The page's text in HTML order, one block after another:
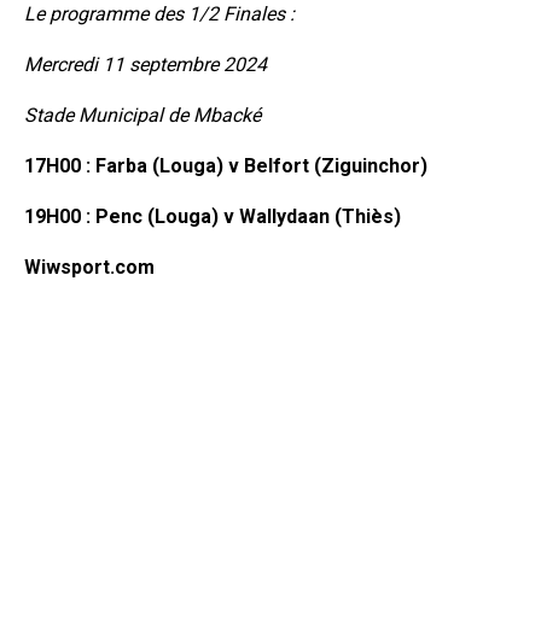
Le programme des 1/2 Finales :
Mercredi 11 septembre 2024
Stade Municipal de Mbacké
17H00 : Farba (Louga) v Belfort (Ziguinchor)
19H00 : Penc (Louga) v Wallydaan (Thiès)
Wiwsport.com